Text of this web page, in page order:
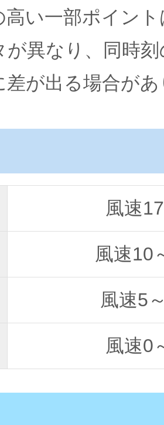
い一部ポイン
が異なり、同時
差が出る場合が
風速
風速10
風速5
風速0